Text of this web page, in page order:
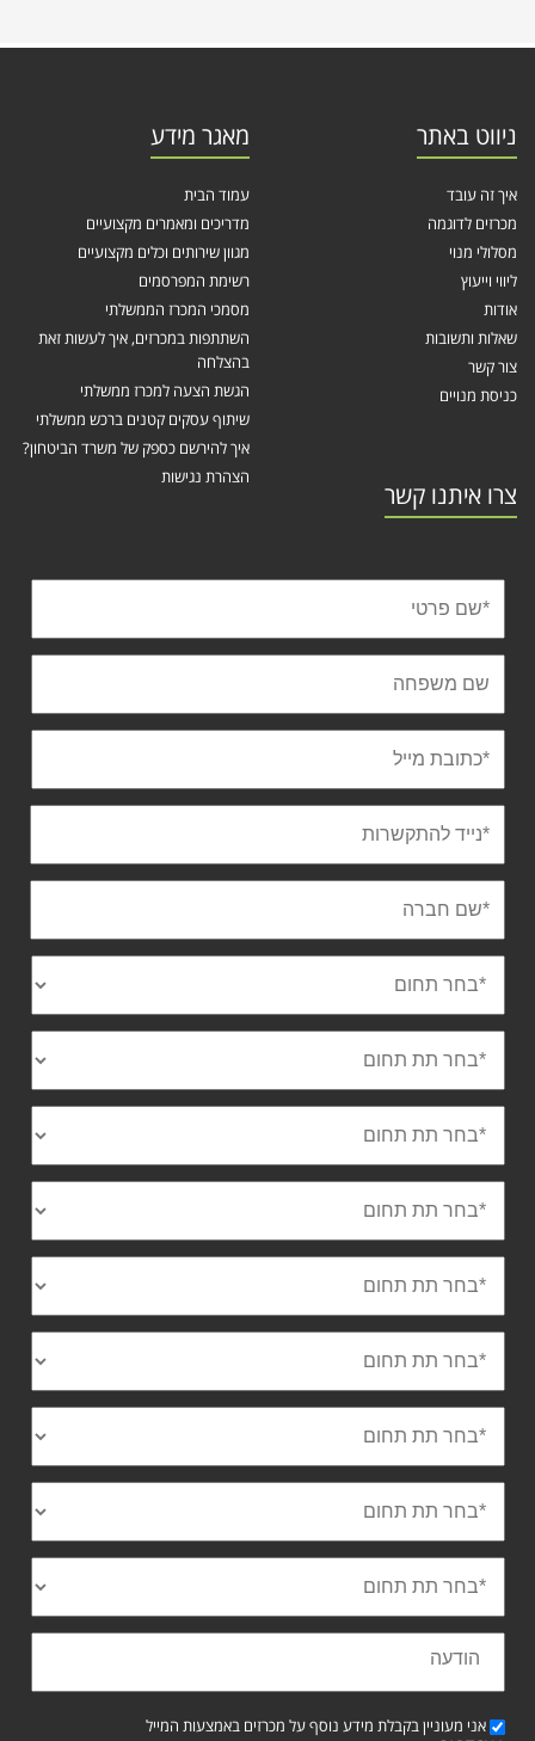
ניווט באתר
איך זה עובד
מכרזים לדוגמה
מסלולי מנוי
ליווי וייעוץ
אודות
שאלות ותשובות
צור קשר
כניסת מנויים
מאגר מידע
עמוד הבית
מדריכים ומאמרים מקצועיים
מגוון שירותים וכלים מקצועיים
רשימת המפרסמים
מסמכי המכרז הממשלתי
השתתפות במכרזים, איך לעשות זאת
בהצלחה
הגשת הצעה למכרז ממשלתי
שיתוף עסקים קטנים ברכש ממשלתי
איך להירשם כספק של משרד הביטחון?
הצהרת נגישות
צרו איתנו קשר
אני מעוניין בקבלת מידע נוסף על מכרזים באמצעות המייל